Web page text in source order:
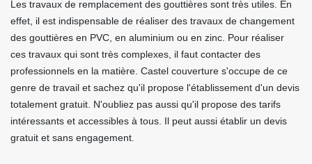
Les travaux de remplacement des gouttières sont très utiles. En
effet, il est indispensable de réaliser des travaux de changement
des gouttières en PVC, en aluminium ou en zinc. Pour réaliser
ces travaux qui sont très complexes, il faut contacter des
professionnels en la matière. Castel couverture s'occupe de ce
genre de travail et sachez qu'il propose l'établissement d'un devis
totalement gratuit. N'oubliez pas aussi qu'il propose des tarifs
intéressants et accessibles à tous. Il peut aussi établir un devis
gratuit et sans engagement.